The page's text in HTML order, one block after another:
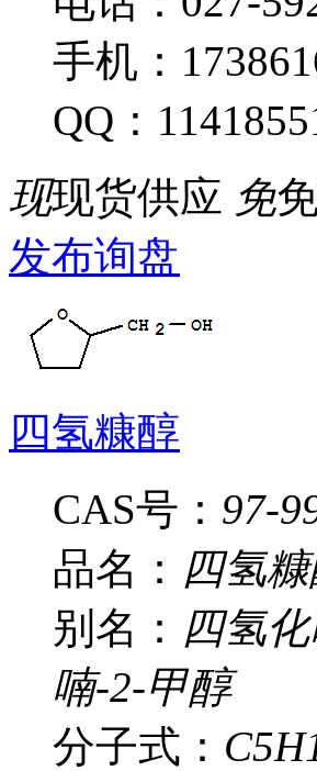
手机：
QQ：
现现货供应 免
发布询盘
四氢糠醇
CAS号： 97-
品名： 四氢
别名： 四氢
喃-2-甲醇
分子式：